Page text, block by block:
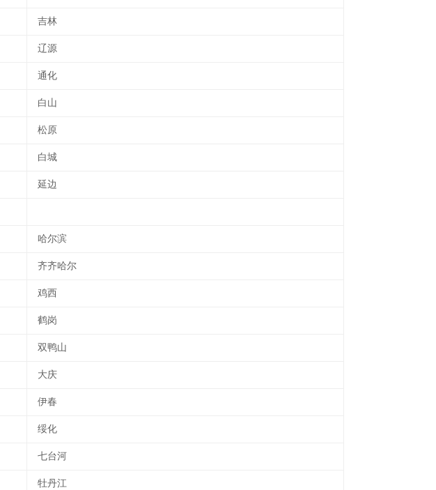
吉林
辽源
通化
白山
松原
白城
延边
哈尔滨
齐齐哈尔
鸡西
鹤岗
双鸭山
大庆
伊春
绥化
七台河
牡丹江